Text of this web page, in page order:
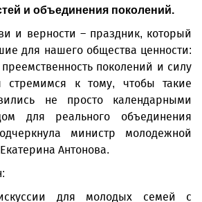
и объединения поколений.
и верности – праздник, который
для нашего общества ценности:
поколений и силу
к тому, чтобы такие
не просто календарными
для реального объединения
министр молодежной
Антонова.
для молодых семей с